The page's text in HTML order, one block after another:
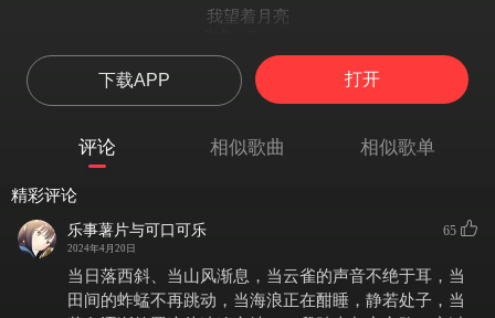
我望着月亮
我望着月亮
I watch the moon
我望着月亮
任其搅乱我的思绪
So long nice to know youI'll be
再见 很高兴认识你
下载APP 打开
评论 相似歌曲 相似歌单
精彩评论
乐事薯片与可口可乐
2024年4月20日
65
当日落西斜、当山风渐息，当云雀的声音不绝于耳，当
田间的蚱蜢不再跳动，当海浪正在酣睡，静若处子，当